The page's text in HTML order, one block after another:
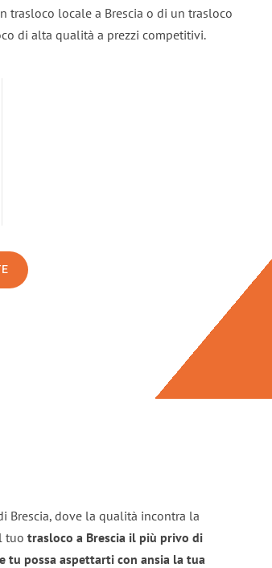
trasloco locale a Brescia o di un trasloco
di alta qualità a prezzi competitivi.
Brescia, dove la qualità incontra la
tuo trasloco a Brescia il più privo di
tu possa aspettarti con ansia la tua